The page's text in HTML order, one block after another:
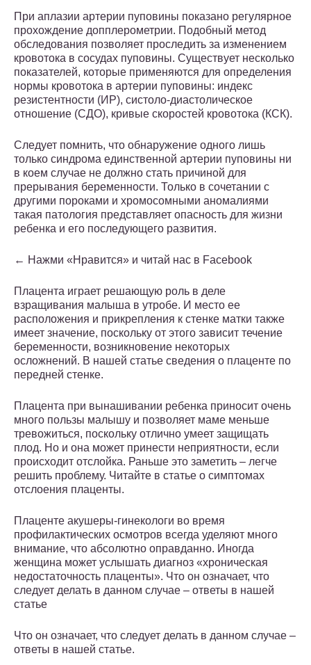
При аплазии артерии пуповины показано регулярное
прохождение допплерометрии. Подобный метод
обследования позволяет проследить за изменением
кровотока в сосудах пуповины. Существует несколько
показателей, которые применяются для определения
нормы кровотока в артерии пуповины: индекс
резистентности (ИР), систоло-диастолическое
отношение (СДО), кривые скоростей кровотока (КСК).
Следует помнить, что обнаружение одного лишь
только синдрома единственной артерии пуповины ни
в коем случае не должно стать причиной для
прерывания беременности. Только в сочетании с
другими пороками и хромосомными аномалиями
такая патология представляет опасность для жизни
ребенка и его последующего развития.
← Нажми «Нравится» и читай нас в Facebook
Плацента играет решающую роль в деле
взращивания малыша в утробе. И место ее
расположения и прикрепления к стенке матки также
имеет значение, поскольку от этого зависит течение
беременности, возникновение некоторых
осложнений. В нашей статье сведения о плаценте по
передней стенке.
Плацента при вынашивании ребенка приносит очень
много пользы малышу и позволяет маме меньше
тревожиться, поскольку отлично умеет защищать
плод. Но и она может принести неприятности, если
происходит отслойка. Раньше это заметить – легче
решить проблему. Читайте в статье о симптомах
отслоения плаценты.
Плаценте акушеры-гинекологи во время
профилактических осмотров всегда уделяют много
внимание, что абсолютно оправданно. Иногда
женщина может услышать диагноз «хроническая
недостаточность плаценты». Что он означает, что
следует делать в данном случае – ответы в нашей
статье
Что он означает, что следует делать в данном случае –
ответы в нашей статье.